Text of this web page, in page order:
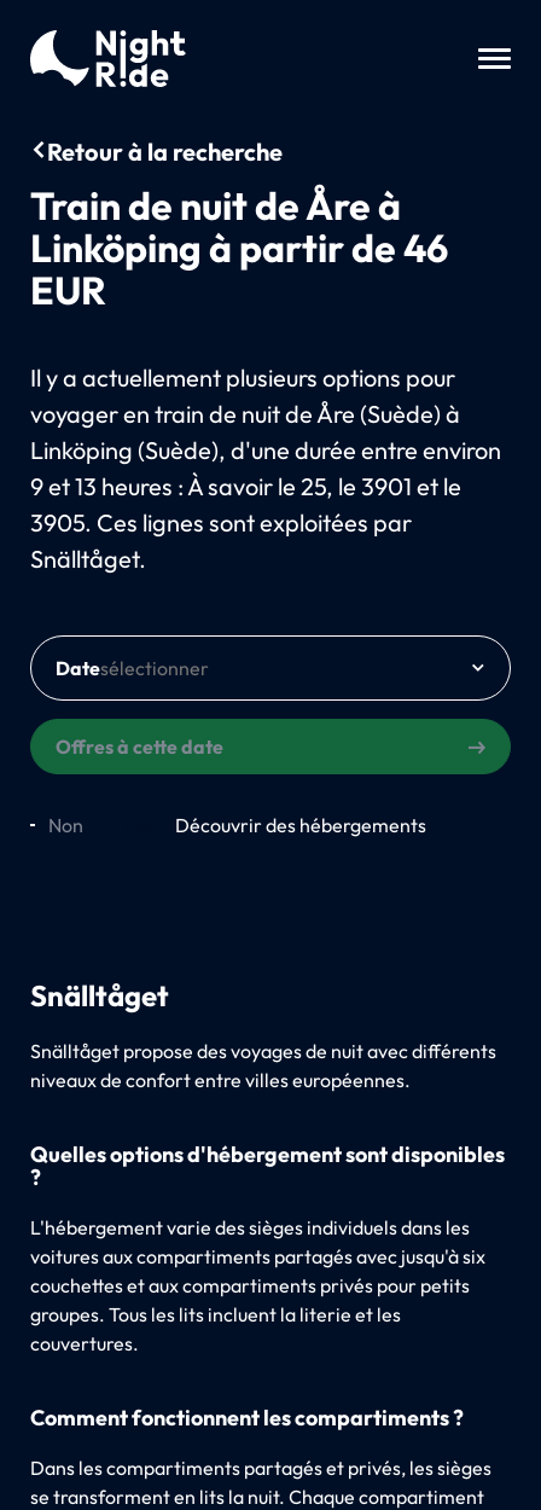
Retour à la recherche
Train de nuit de Åre à
Linköping à partir de 46
EUR
Il y a actuellement plusieurs options pour
voyager en train de nuit de Åre (Suède) à
Linköping (Suède), d'une durée entre environ
9 et 13 heures : À savoir le 25, le 3901 et le
3905. Ces lignes sont exploitées par
Snälltåget.
Date
Offres à cette date
Non Découvrir des hébergements
Snälltåget
Snälltåget propose des voyages de nuit avec différents
niveaux de confort entre villes européennes.
Quelles options d'hébergement sont disponibles
?
L'hébergement varie des sièges individuels dans les
voitures aux compartiments partagés avec jusqu'à six
couchettes et aux compartiments privés pour petits
groupes. Tous les lits incluent la literie et les
couvertures.
Comment fonctionnent les compartiments ?
Dans les compartiments partagés et privés, les sièges
se transforment en lits la nuit. Chaque compartiment